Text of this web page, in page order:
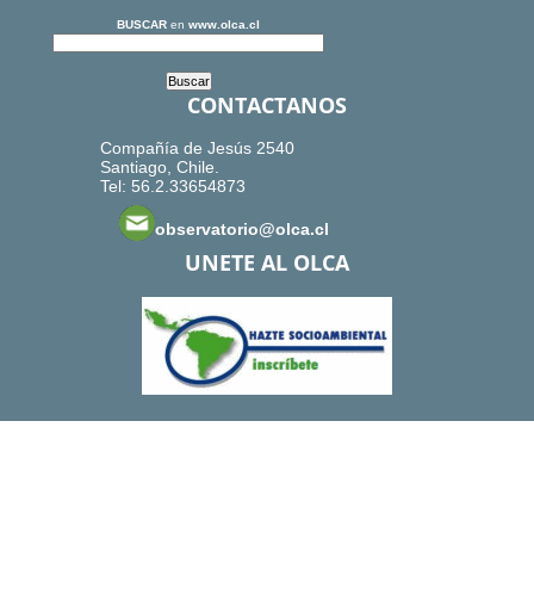
BUSCAR en www.olca.cl
CONTACTANOS
Compañía de Jesús 2540
Santiago, Chile.
Tel: 56.2.33654873
observatorio@olca.cl
UNETE AL OLCA